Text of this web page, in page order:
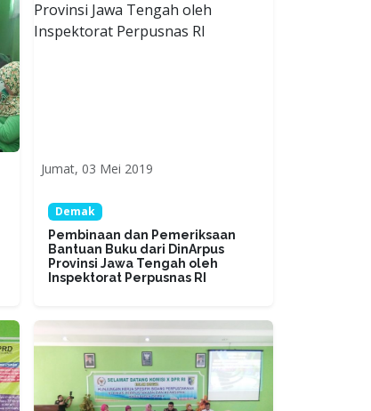
Jumat, 03 Mei 2019
Demak
Pembinaan dan Pemeriksaan
Bantuan Buku dari DinArpus
Provinsi Jawa Tengah oleh
Inspektorat Perpusnas RI